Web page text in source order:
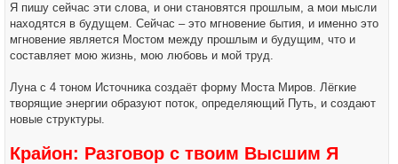
Я пишу сейчас эти слова, и они становятся прошлым, а мои мысли
находятся в будущем. Сейчас – это мгновение бытия, и именно это
мгновение является Мостом между прошлым и будущим, что и
составляет мою жизнь, мою любовь и мой труд.
Луна с 4 тоном Источника создаёт форму Моста Миров. Лёгкие
творящие энергии образуют поток, определяющий Путь, и создают
новые структуры.
Крайон: Разговор с твоим Высшим Я